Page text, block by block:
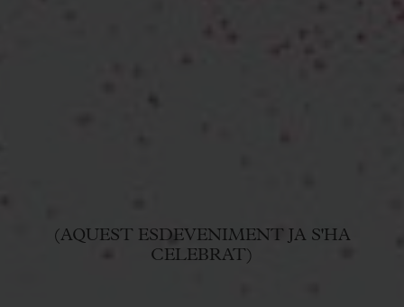
(AQUEST ESDEVENIMENT JA S'HA
CELEBRAT)